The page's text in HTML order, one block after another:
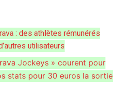
: des athlètes rémunérés
utilisateurs
Jockeys » courent pour
stats pour 30 euros la sortie